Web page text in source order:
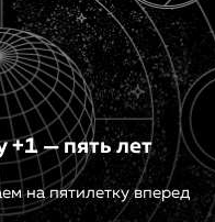
+1 — пять лет
на пятилетку вперед